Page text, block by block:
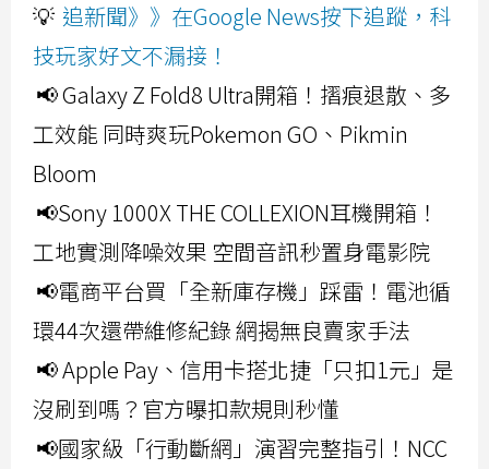
💡 追新聞》》在Google News按下追蹤，科
技玩家好文不漏接！
📢 Galaxy Z Fold8 Ultra開箱！摺痕退散、多
工效能 同時爽玩Pokemon GO、Pikmin
Bloom
📢Sony 1000X THE COLLEXION耳機開箱！
工地實測降噪效果 空間音訊秒置身電影院
📢電商平台買「全新庫存機」踩雷！電池循
環44次還帶維修紀錄 網揭無良賣家手法
📢 Apple Pay、信用卡搭北捷「只扣1元」是
沒刷到嗎？官方曝扣款規則秒懂
📢國家級「行動斷網」演習完整指引！NCC